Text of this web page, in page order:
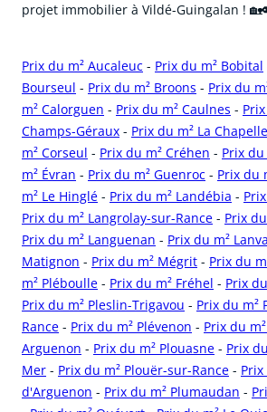
projet immobilier à Vildé-Guingalan !
Prix du m² Aucaleuc - Prix du m² Bobital
Bourseul - Prix du m² Broons - Prix du
m² Calorguen - Prix du m² Caulnes -
Champs-Géraux - Prix du m² La
m² Corseul - Prix du m² Créhen - Prix du
m² Évran - Prix du m² Guenroc - Prix du
m² Le Hinglé - Prix du m² Landébia -
Prix du m² Langrolay-sur-Rance - Prix
Prix du m² Languenan - Prix du m²
Matignon - Prix du m² Mégrit - Prix du
m² Pléboulle - Prix du m² Fréhel - Prix
Prix du m² Pleslin-Trigavou - Prix du m²
Rance - Prix du m² Plévenon - Prix du
Arguenon - Prix du m² Plouasne - Prix
Mer - Prix du m² Plouër-sur-Rance - Prix
d'Arguenon - Prix du m² Plumaudan -